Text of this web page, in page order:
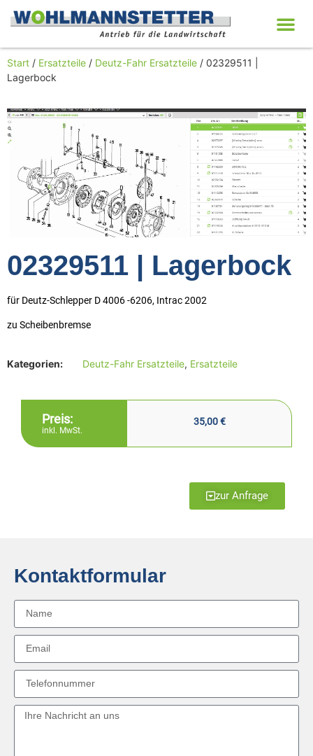
Start / Ersatzteile / Deutz-Fahr Ersatzteile / 02329511 |
Lagerbock
02329511 | Lagerbock
für Deutz-Schlepper D 4006 -6206, Intrac 2002
zu Scheibenbremse
Kategorien: Deutz-Fahr Ersatzteile, Ersatzteile
Preis:
inkl. MwSt.
35,00€
zur Anfrage
Kontaktformular